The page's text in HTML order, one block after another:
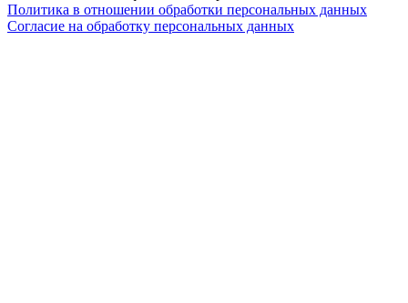
Политика в отношении обработки персональных данных
Согласие на обработку персональных данных